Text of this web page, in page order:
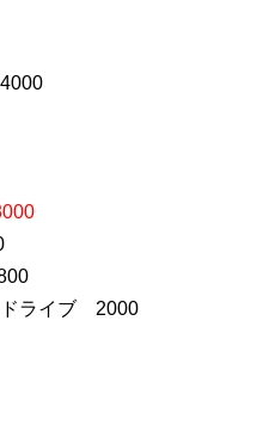
ドライブ 2000